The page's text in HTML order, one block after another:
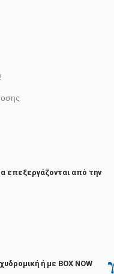
επεξεργάζονται από την
ή με BOX NOW